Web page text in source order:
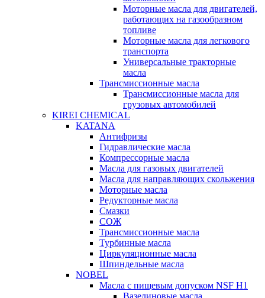
Моторные масла для двигателей,
работающих на газообразном
топливе
Моторные масла для легкового
транспорта
Универсальные тракторные
масла
Трансмиссионные масла
Трансмиссионные масла для
грузовых автомобилей
KIREI CHEMICAL
KATANA
Антифризы
Гидравлические масла
Компрессорные масла
Масла для газовых двигателей
Масла для направляющих скольжения
Моторные масла
Редукторные масла
Смазки
СОЖ
Трансмиссионные масла
Турбинные масла
Циркуляционные масла
Шпиндельные масла
NOBEL
Масла с пищевым допуском NSF H1
Вазелиновые масла